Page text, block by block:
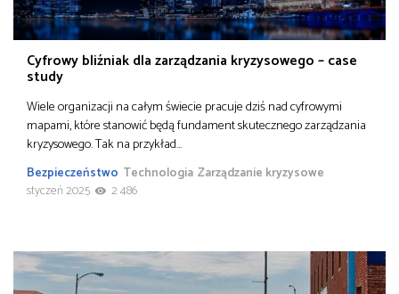
Cyfrowy bliźniak dla zarządzania kryzysowego – case
study
Wiele organizacji na całym świecie pracuje dziś nad cyfrowymi
mapami, które stanowić będą fundament skutecznego zarządzania
kryzysowego. Tak na przykład…
Bezpieczeństwo Technologia Zarządzanie kryzysowe
styczeń 2025
2 486